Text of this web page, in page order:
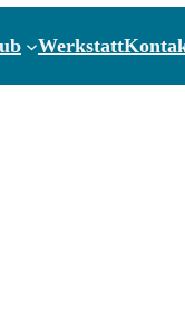
Werkstatt